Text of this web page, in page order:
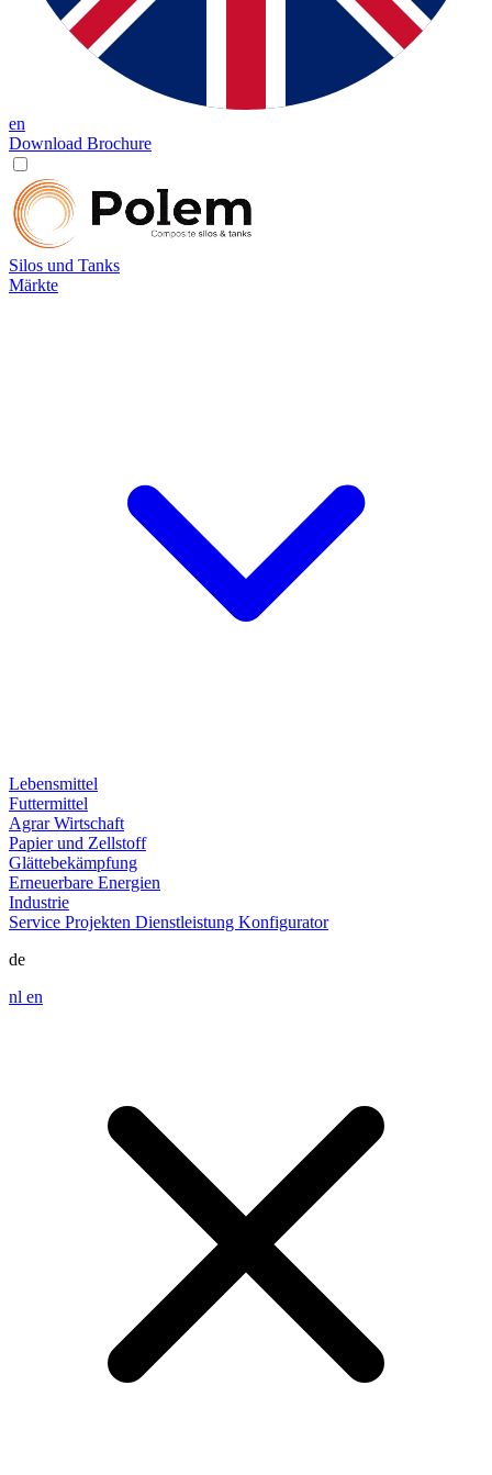
en
Download Brochure
Silos und Tanks
Märkte
Lebensmittel
Futtermittel
Agrar Wirtschaft
Papier und Zellstoff
Glättebekämpfung
Erneuerbare Energien
Industrie
Service Projekten Dienstleistung Konfigurator
de
nl en